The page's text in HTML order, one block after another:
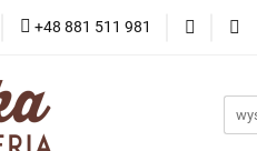
+48 881 511 981
NOWOŚCI
I AKTUALNOŚCI